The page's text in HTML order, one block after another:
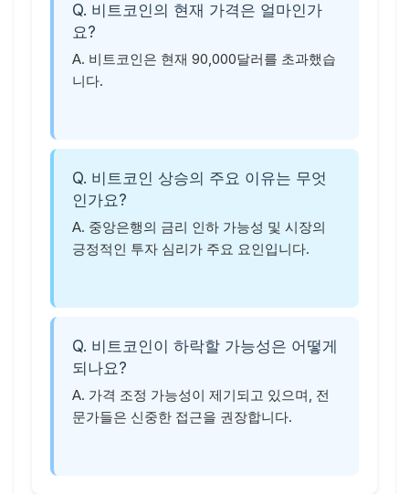
Q. 비트코인의 현재 가격은 얼마인가
요?
A. 비트코인은 현재 90,000달러를 초과했습
니다.
Q. 비트코인 상승의 주요 이유는 무엇
인가요?
A. 중앙은행의 금리 인하 가능성 및 시장의
긍정적인 투자 심리가 주요 요인입니다.
Q. 비트코인이 하락할 가능성은 어떻게
되나요?
A. 가격 조정 가능성이 제기되고 있으며, 전
문가들은 신중한 접근을 권장합니다.